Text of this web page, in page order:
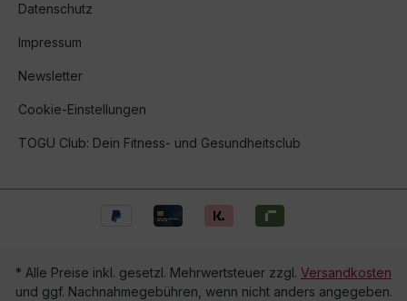
Datenschutz
Impressum
Newsletter
Cookie-Einstellungen
TOGU Club: Dein Fitness- und Gesundheitsclub
* Alle Preise inkl. gesetzl. Mehrwertsteuer zzgl. Versandkosten
und ggf. Nachnahmegebühren, wenn nicht anders angegeben.